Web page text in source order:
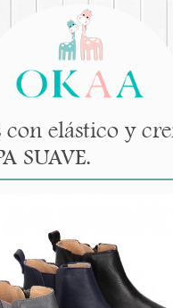
elástico y
SUAVE.